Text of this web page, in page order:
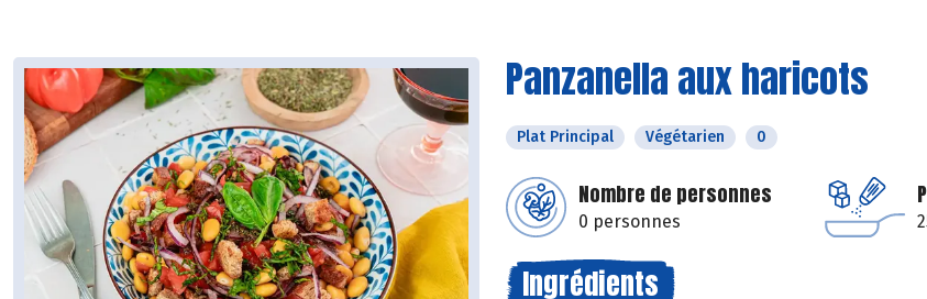
Panzanella aux haricots
Plat Principal Végétarien 0
Nombre de personnes
0 personnes
Ingrédients